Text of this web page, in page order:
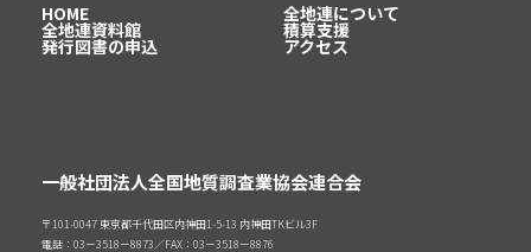
HOME 全地連について
全地連資料館 積算支援
発行図書の申込 アクセス
一般社団法人全国地質調査業協会連合会
〒101-0047 東京都千代田区内神田1-5-13 内神田TKビル3F
電話：03－3518－8873／FAX：03－3518－8876